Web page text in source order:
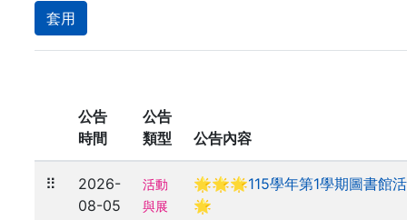
公告
時間
公告
類型
公告內容
⠿
2026-
08-05
活動
與展
🌟🌟🌟115學年第1學期圖書館
🌟